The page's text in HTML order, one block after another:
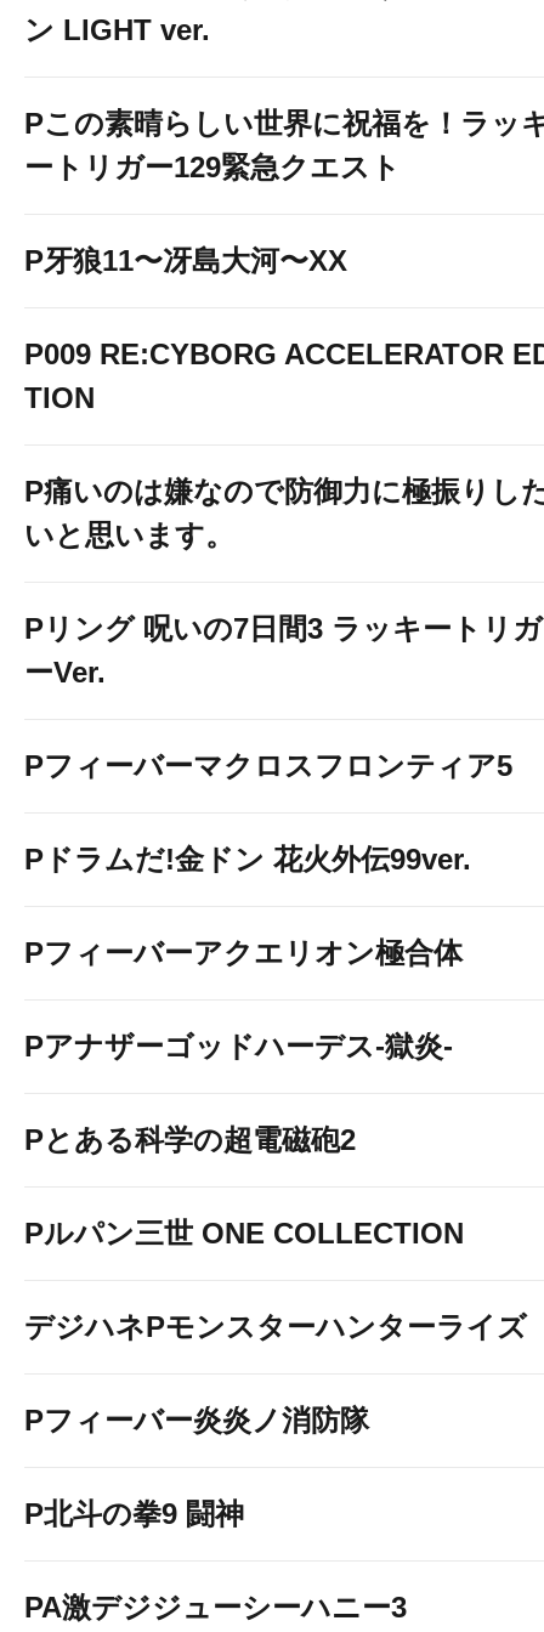
ン LIGHT ver.
Pこの素晴らしい世界に祝福を！ラッ
ートリガー129緊急クエスト
P牙狼11〜冴島大河〜XX
P009 RE:CYBORG ACCELERATOR
TION
P痛いのは嫌なので防御力に極振りし
いと思います。
Pリング 呪いの7日間3 ラッキートリガ
ーVer.
Pフィーバーマクロスフロンティア5
Pドラムだ!金ドン 花火外伝99ver.
Pフィーバーアクエリオン極合体
Pアナザーゴッドハーデス-獄炎-
Pとある科学の超電磁砲2
Pルパン三世 ONE COLLECTION
デジハネPモンスターハンターライズ
Pフィーバー炎炎ノ消防隊
P北斗の拳9 闘神
PA激デジジューシーハニー3